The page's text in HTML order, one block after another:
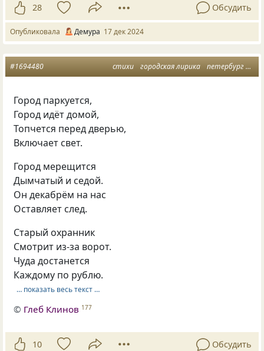
28 Обсудить
Опубликовала Демура 17 дек 2024
стихи городская лирика петербург
#1694480
Город паркуется,
Город идёт домой,
Топчется перед дверью,
Включает свет.
Город мерещится
Дымчатый и седой.
Он декабрём на нас
Оставляет след.
Старый охранник
Смотрит из-за ворот.
Чуда достанется
Каждому по рублю.
… показать весь текст …
© Глеб Клинов 177
10 Обсудить